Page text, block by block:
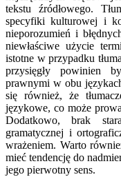
tekstu źródłowego.
specyfiki kulturowej i
nieporozumień i
niewłaściwe użycie
istotne w przypadku
przysięgły powinien
prawnymi w obu
się również, że
językowe, co może
Dodatkowo, brak
gramatycznej i
wrażeniem. Warto
mieć tendencję do
jego pierwotny sens.